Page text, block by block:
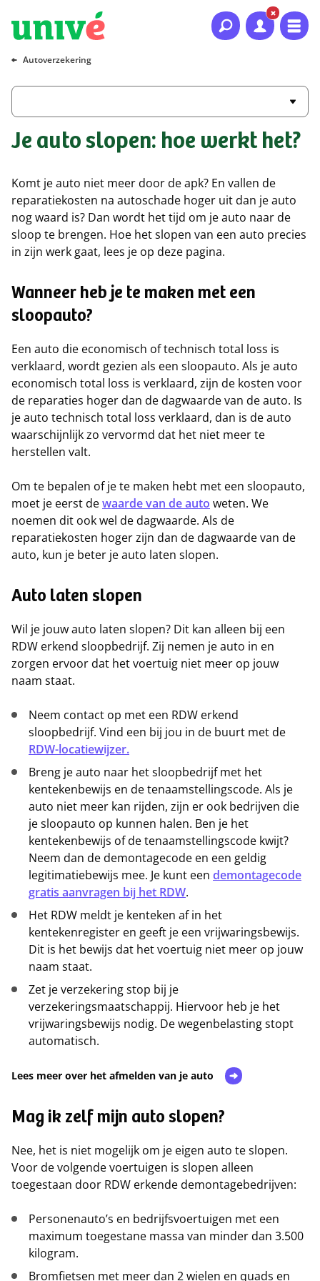
Naar hoofdinhoud
Naar hoofdnavigatie
Naar footer
Autoverzekering
Je auto slopen: hoe werkt het?
Komt je auto niet meer door de apk? En vallen de
reparatiekosten na autoschade hoger uit dan je auto
nog waard is? Dan wordt het tijd om je auto naar de
sloop te brengen. Hoe het slopen van een auto precies
in zijn werk gaat, lees je op deze pagina.
Wanneer heb je te maken met een
sloopauto?
Een auto die economisch of technisch total loss is
verklaard, wordt gezien als een sloopauto. Als je auto
economisch total loss is verklaard, zijn de kosten voor
de reparaties hoger dan de dagwaarde van de auto. Is
je auto technisch total loss verklaard, dan is de auto
waarschijnlijk zo vervormd dat het niet meer te
herstellen valt.
Om te bepalen of je te maken hebt met een sloopauto,
moet je eerst dewaarde van de auto weten. We
noemen dit ook wel de dagwaarde. Als de
reparatiekosten hoger zijn dan de dagwaarde van de
auto, kun je beter je auto laten slopen.
Auto laten slopen
Wil je jouw auto laten slopen? Dit kan alleen bij een
RDW erkend sloopbedrijf. Zij nemen je auto in en
zorgen ervoor dat het voertuig niet meer op jouw
naam staat.
Neem contact op met een RDW erkend
sloopbedrijf. Vind een bij jou in de buurt met de
RDW-locatiewijzer.
Breng je auto naar het sloopbedrijf met het
kentekenbewijs en de tenaamstellingscode. Als je
auto niet meer kan rijden, zijn er ook bedrijven die
je sloopauto op kunnen halen. Ben je het
kentekenbewijs of de tenaamstellingscode kwijt?
Neem dan de demontagecode en een geldig
legitimatiebewijs mee. Je kunt een demontagecode
gratis aanvragen bij het RDW.
Het RDW meldt je kenteken af in het
kentekenregister en geeft je een vrijwaringsbewijs.
Dit is het bewijs dat het voertuig niet meer op jouw
naam staat.
Zet je verzekering stop bij je
verzekeringsmaatschappij. Hiervoor heb je het
vrijwaringsbewijs nodig. De wegenbelasting stopt
automatisch.
Lees meer over het afmelden van je auto
Mag ik zelf mijn auto slopen?
Nee, het is niet mogelijk om je eigen auto te slopen.
Voor de volgende voertuigen is slopen alleen
toegestaan door RDW erkende demontagebedrijven:
Personenauto’s en bedrijfsvoertuigen met een
maximum toegestane massa van minder dan 3.500
kilogram.
Bromfietsen met meer dan 2 wielen en quads en